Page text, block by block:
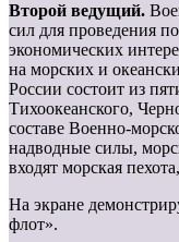
Второй ведущий.
сил для проведения
экономических
на морских и
России состоит из
Тихоокеанского,
составе Военно-
надводные силы,
входят морская
На экране
флот».